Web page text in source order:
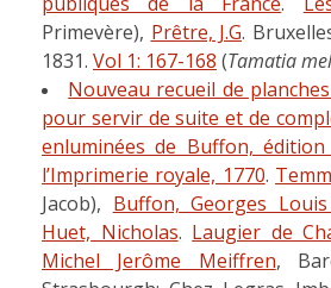
Primevère), Prêtre, J.G.
1831. Vol 1: 167-168 (Tamatia
Nouveau recueil de
pour servir de suite et de
enluminées de Buffon,
l’Imprimerie royale, 1770.
Jacob), Buffon, Georges
Huet, Nicholas. Laugier de
Michel Jerôme Meiffren,